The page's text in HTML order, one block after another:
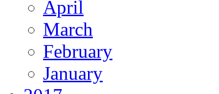
April
March
February
January